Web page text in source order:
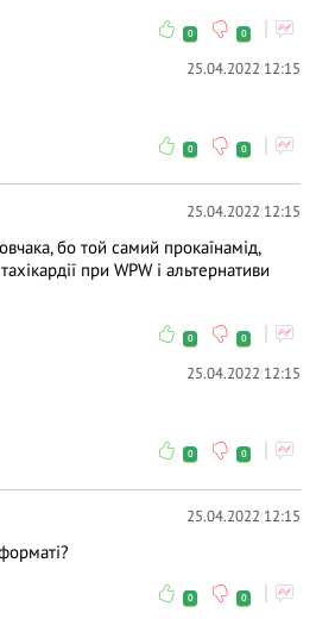
0 0
25.04.2022 12:15
0 0
25.04.2022 12:15
бо той самий прокаїнамід,
при WPW і альтернативи
0 0
25.04.2022 12:15
0 0
25.04.2022 12:15
0 0